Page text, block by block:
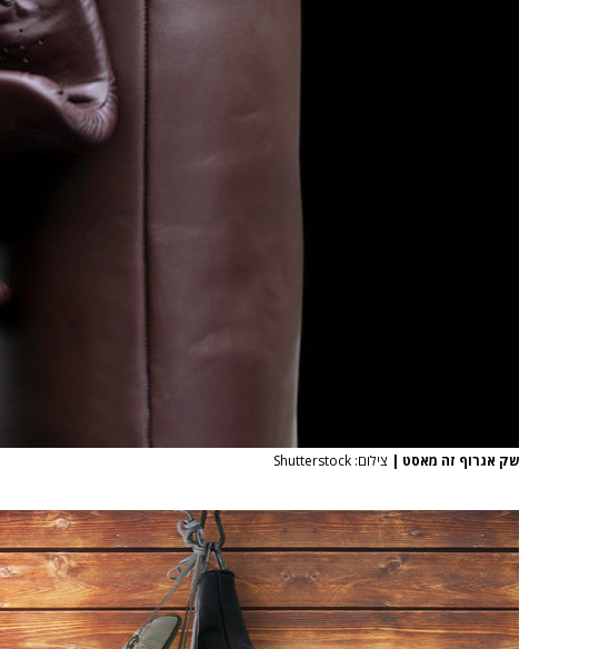
שק אגרוף זה מאסט | צילום: Shutterstock